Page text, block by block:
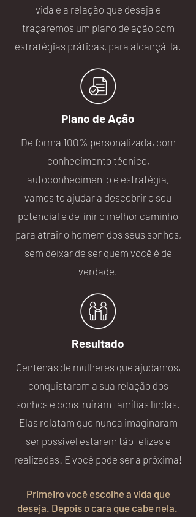
vida e a relação que deseja e
traçaremos um plano de ação com
estratégias práticas, para alcançá-la.
Plano de Ação
De forma 100% personalizada, com
conhecimento técnico,
autoconhecimento e estratégia,
vamos te ajudar a descobrir o seu
potencial e definir o melhor caminho
para atrair o homem dos seus sonhos,
sem deixar de ser quem você é de
verdade.
Resultado
Centenas de mulheres que ajudamos,
conquistaram a sua relação dos
sonhos e construíram famílias lindas.
Elas relatam que nunca imaginaram
ser possível estarem tão felizes e
realizadas! E você pode ser a próxima!
Primeiro você escolhe a vida que
deseja. Depois o cara que cabe nela.